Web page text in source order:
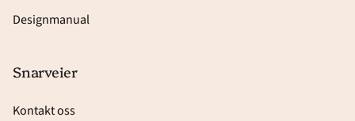
Designmanual
Snarveier
Kontakt oss